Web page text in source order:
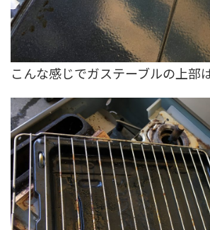
こんな感じでガステーブルの上部